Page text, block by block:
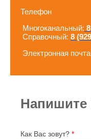
Телефон
Многоканальный:
Справочный: 8
Электронная
Напишите
Как Вас зовут? *